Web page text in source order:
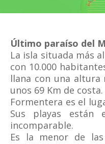
Último paraíso del
La isla situada más
con 10.000
llana con una altura
unos 69 Km de costa.
Formentera es el
Sus playas están
incomparable.
Es la menor de